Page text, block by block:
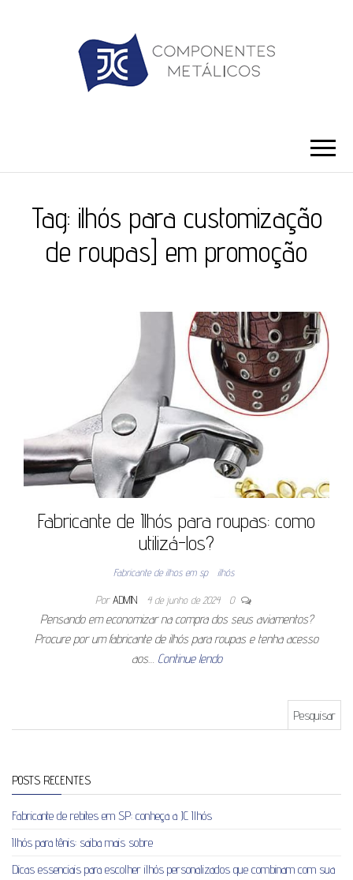
Tag: ilhós para customização
de roupas] em promoção
Fabricante de Ilhós para roupas: como
utilizá-los?
Fabricante de ilhos em sp ilhós
Por ADMIN 4 de junho de 2024 0
Pensando em economizar na compra dos seus aviamentos?
Procure por um fabricante de ilhós para roupas e tenha acesso
aos… Continue lendo
POSTS RECENTES
Fabricante de rebites em SP: conheça a JC Ilhós
Ilhós para tênis: saiba mais sobre
Dicas essenciais para escolher ilhós personalizados que combinam com sua